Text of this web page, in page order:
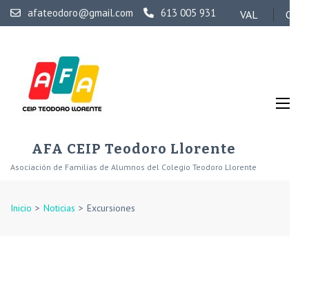
Saltar
al
(presiona
tecla
afateodoro@gmail.com 613 005 931
AFA CEIP Teodoro Llorente
Asociación de Familias de Alumnos del Colegio Teodoro Llorente
Inicio > Noticias > Excursiones
VAL CAS